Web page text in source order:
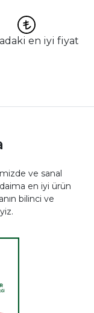
en iyi fiyat
ve sanal
en iyi ürün
bilinci ve